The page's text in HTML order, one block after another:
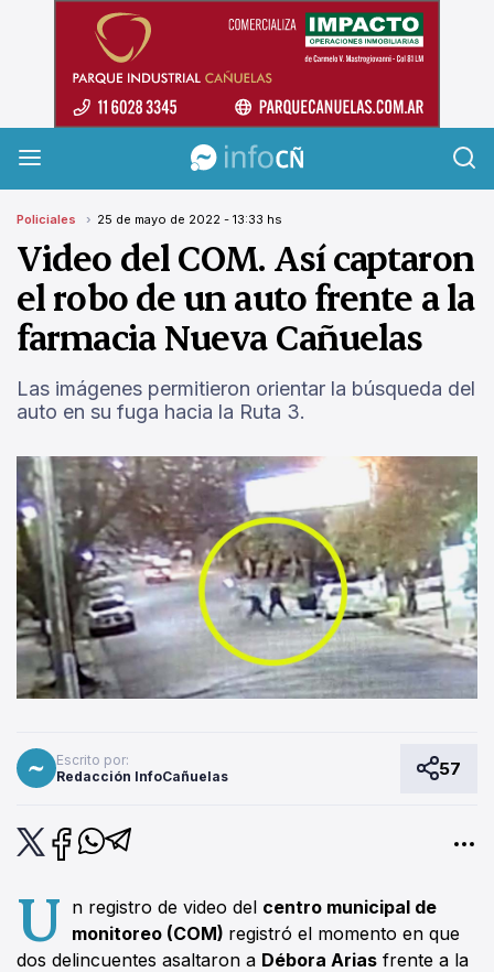
InfoCañuelas
Policiales 25 de mayo de 2022 - 13:33 hs
Video del COM. Así captaron
el robo de un auto frente a la
farmacia Nueva Cañuelas
Las imágenes permitieron orientar la búsqueda del
auto en su fuga hacia la Ruta 3.
Escrito por:
Redacción InfoCañuelas
57
U n registro de video del centro municipal de
monitoreo (COM) registró el momento en que
dos delincuentes asaltaron a Débora Arias frente a la